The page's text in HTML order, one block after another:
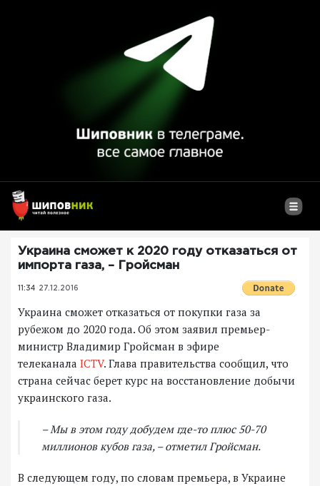
Украина сможет к 2020 году отказаться от
импорта газа, – Гройсман
11:34 27.12.2016
Украина сможет отказаться от покупки газа за
рубежом до 2020 года. Об этом заявил премьер-
министр Владимир Гройсман в эфире
телеканала ICTV. Глава правительства сообщил, что
страна сейчас берет курс на восстановление добычи
украинского газа.
– Мы в этом году добудем где-то плюс 50-70
миллионов кубов газа, – отметил Гройсман.
В следующем году, по словам премьера, в Украине